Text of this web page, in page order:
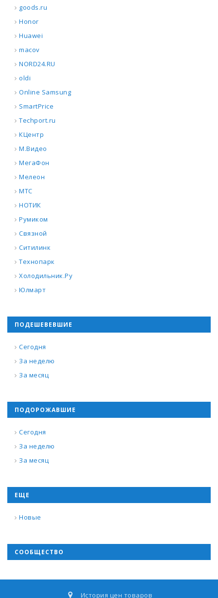
goods.ru
Honor
Huawei
macov
NORD24.RU
oldi
Online Samsung
SmartPrice
Techport.ru
КЦентр
М.Видео
МегаФон
Мелеон
МТС
НОТИК
Румиком
Связной
Ситилинк
Технопарк
Холодильник.Ру
Юлмарт
ПОДЕШЕВЕВШИЕ
Сегодня
За неделю
За месяц
ПОДОРОЖАВШИЕ
Сегодня
За неделю
За месяц
ЕЩЕ
Новые
СООБЩЕСТВО
История цен товаров